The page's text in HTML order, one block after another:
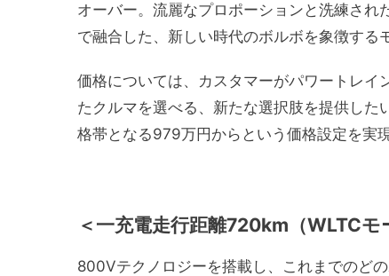
オーバー。流麗なプロポーションと洗練さ
で融合した、新しい時代のボルボを象徴する
価格については、カスタマーがパワートレ
たクルマを選べる、新たな選択肢を提供し
格帯となる979万円からという価格設定を実現
＜一充電走行距離720km（WLTCモ
800Vテクノロジーを搭載し、これまでのど